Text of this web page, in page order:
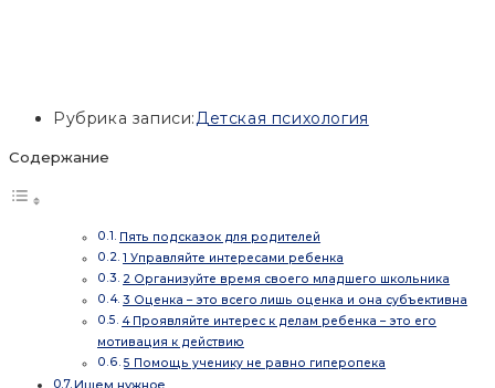
Рубрика записи:Детская психология
Содержание
Пять подсказок для родителей
1 Управляйте интересами ребенка
2 Организуйте время своего младшего школьника
3 Оценка – это всего лишь оценка и она субъективна
4 Проявляйте интерес к делам ребенка – это его
мотивация к действию
5 Помощь ученику не равно гиперопека
Ищем нужное